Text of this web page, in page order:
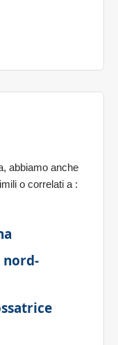
abbiamo anche
o correlati a :
nord-